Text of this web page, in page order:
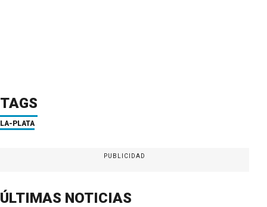
TAGS
LA-PLATA
PUBLICIDAD
ÚLTIMAS NOTICIAS